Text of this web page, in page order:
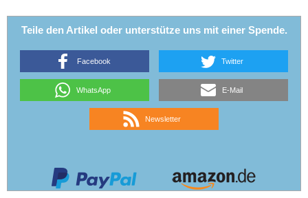
Teile den Artikel oder unterstütze uns mit einer Spende.
Facebook Twitter
WhatsApp E-Mail
Newsletter